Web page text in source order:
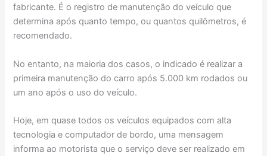
fabricante. É o registro de manutenção do veículo que
determina após quanto tempo, ou quantos quilômetros, é
recomendado.
No entanto, na maioria dos casos, o indicado é realizar a
primeira manutenção do carro após 5.000 km rodados ou
um ano após o uso do veículo.
Hoje, em quase todos os veículos equipados com alta
tecnologia e computador de bordo, uma mensagem
informa ao motorista que o serviço deve ser realizado em